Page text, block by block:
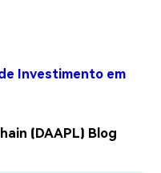
Investimento em
(DAAPL) Blog